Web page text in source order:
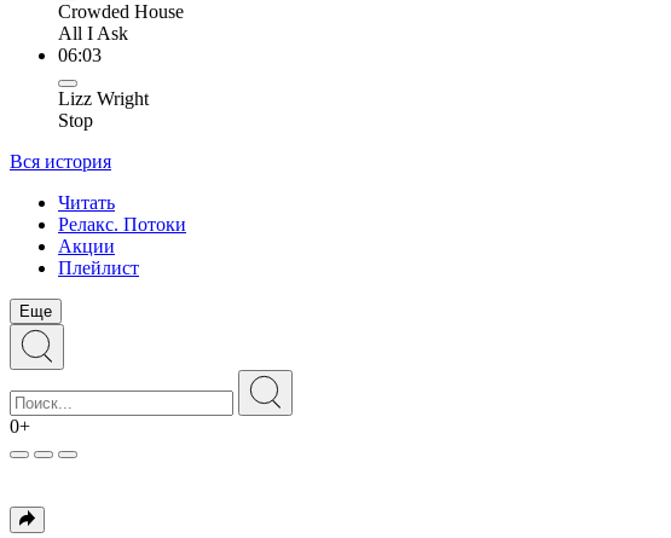
Crowded House
All I Ask
06:03
Lizz Wright
Stop
Вся история
Читать
Релакс. Потоки
Акции
Плейлист
Еще
0+